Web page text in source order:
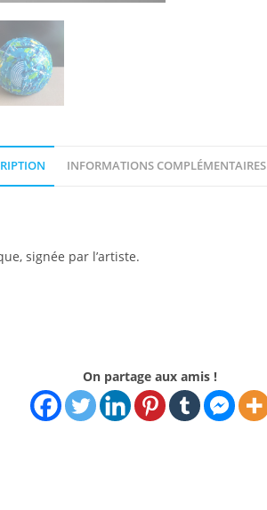
INFORMATIONS COMPLÉMENTAIRES
signée par l’artiste.
On partage aux amis !